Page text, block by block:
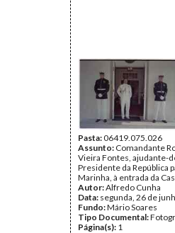
Pasta:06419.075.026
Assunto: Comandante
Vieira Fontes, ajudante-
Presidente da República
Marinha, à entrada da
Autor:Alfredo Cunha
Data: segunda, 26 de
Fundo:Mário Soares
Tipo Documental:
Página(s): 1